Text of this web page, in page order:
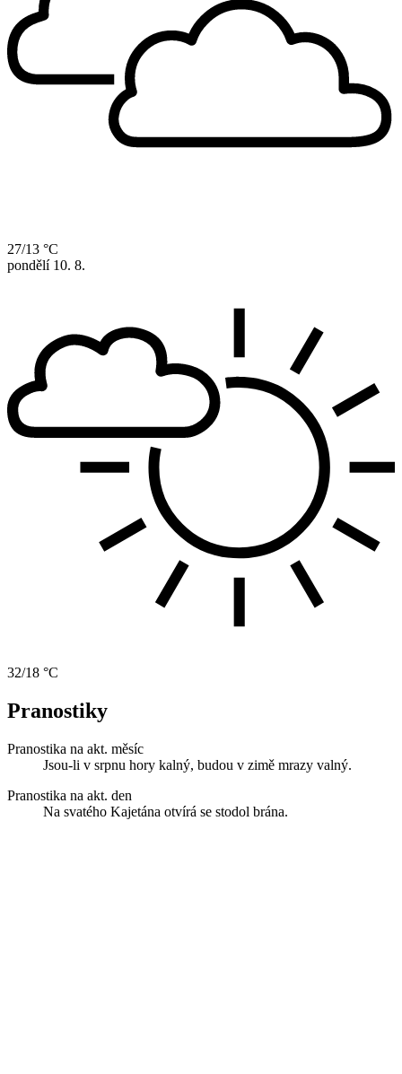
27/13 °C
pondělí 10. 8.
32/18 °C
Pranostiky
Pranostika na akt. měsíc
Jsou-li v srpnu hory kalný, budou v zimě mrazy valný.
Pranostika na akt. den
Na svatého Kajetána otvírá se stodol brána.